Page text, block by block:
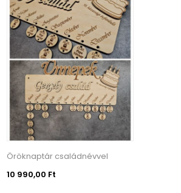
Öröknaptár családnévvel
10 990,00 Ft